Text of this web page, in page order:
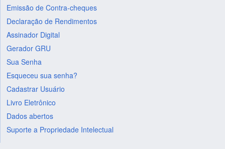
Emissão de Contra-cheques
Declaração de Rendimentos
Assinador Digital
Gerador GRU
Sua Senha
Esqueceu sua senha?
Cadastrar Usuário
Livro Eletrônico
Dados abertos
Suporte a Propriedade Intelectual